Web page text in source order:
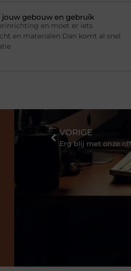
gebouw en gebruik
en moet er iets
en materialen Dan komt al snel
VORIGE
Erg blij met onze